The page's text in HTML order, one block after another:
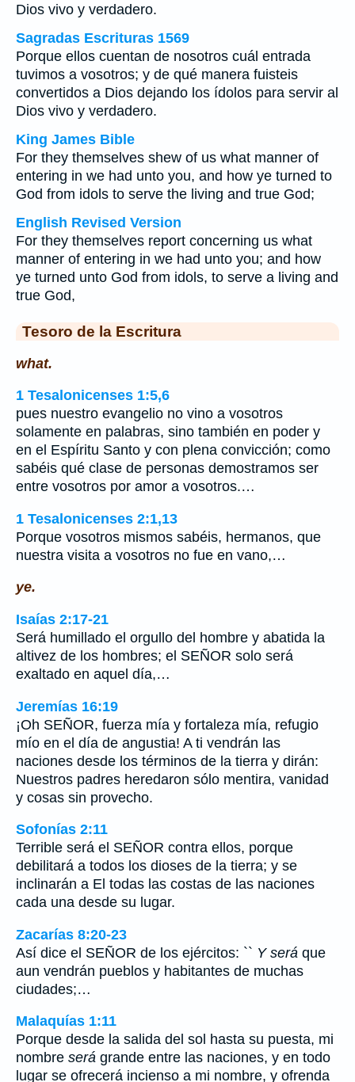
Dios vivo y verdadero.
Sagradas Escrituras 1569
Porque ellos cuentan de nosotros cuál entrada
tuvimos a vosotros; y de qué manera fuisteis
convertidos a Dios dejando los ídolos para servir al
Dios vivo y verdadero.
King James Bible
For they themselves shew of us what manner of
entering in we had unto you, and how ye turned to
God from idols to serve the living and true God;
English Revised Version
For they themselves report concerning us what
manner of entering in we had unto you; and how
ye turned unto God from idols, to serve a living and
true God,
Tesoro de la Escritura
what.
1 Tesalonicenses 1:5,6
pues nuestro evangelio no vino a vosotros
solamente en palabras, sino también en poder y
en el Espíritu Santo y con plena convicción; como
sabéis qué clase de personas demostramos ser
entre vosotros por amor a vosotros.…
1 Tesalonicenses 2:1,13
Porque vosotros mismos sabéis, hermanos, que
nuestra visita a vosotros no fue en vano,…
ye.
Isaías 2:17-21
Será humillado el orgullo del hombre y abatida la
altivez de los hombres; el SEÑOR solo será
exaltado en aquel día,…
Jeremías 16:19
¡Oh SEÑOR, fuerza mía y fortaleza mía, refugio
mío en el día de angustia! A ti vendrán las
naciones desde los términos de la tierra y dirán:
Nuestros padres heredaron sólo mentira, vanidad
y cosas sin provecho.
Sofonías 2:11
Terrible será el SEÑOR contra ellos, porque
debilitará a todos los dioses de la tierra; y se
inclinarán a El todas las costas de las naciones
cada una desde su lugar.
Zacarías 8:20-23
Así dice el SEÑOR de los ejércitos: `` Y será que
aun vendrán pueblos y habitantes de muchas
ciudades;…
Malaquías 1:11
Porque desde la salida del sol hasta su puesta, mi
nombre será grande entre las naciones, y en todo
lugar se ofrecerá incienso a mi nombre, y ofrenda